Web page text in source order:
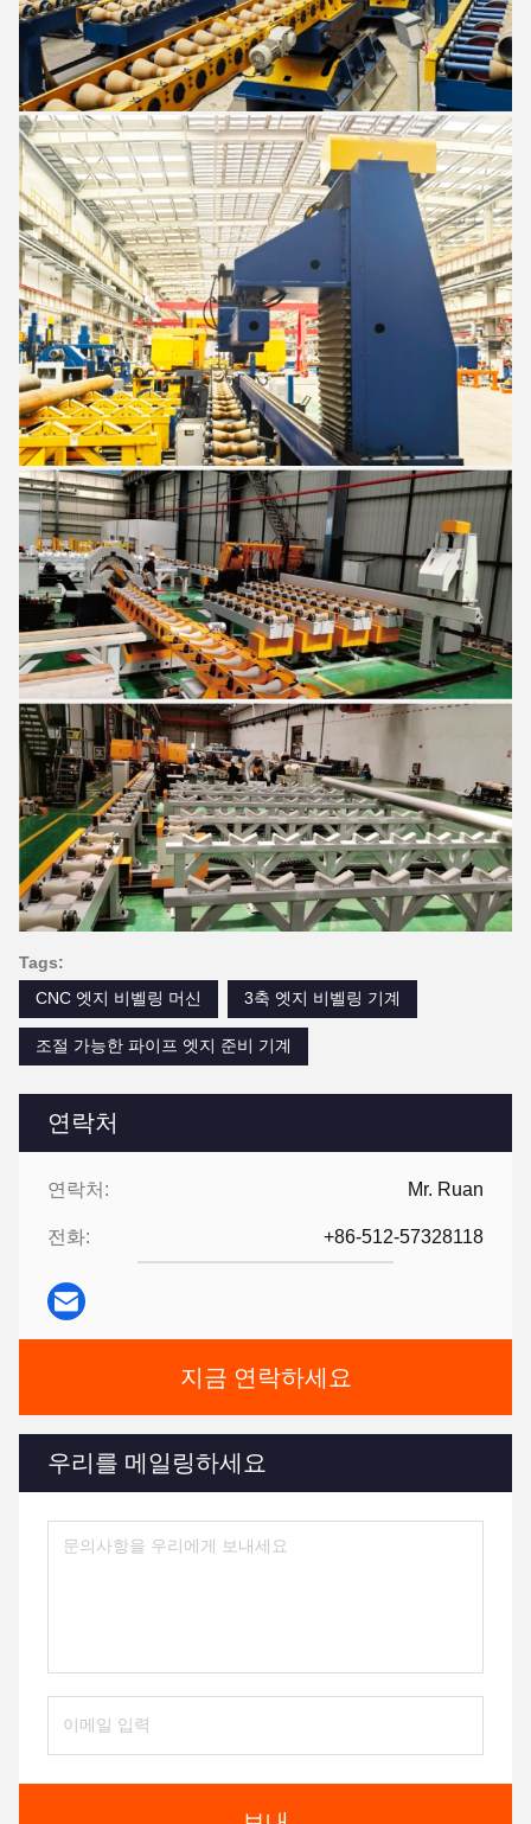
연락처
연락처: Mr. Ruan
전화: +86-512-57328118
지금 연락하세요
우리를 메일링하세요
Tags:
CNC 엣지 비벨링 머신
3축 엣지 비벨링 기계
조절 가능한 파이프 엣지 준비 기계